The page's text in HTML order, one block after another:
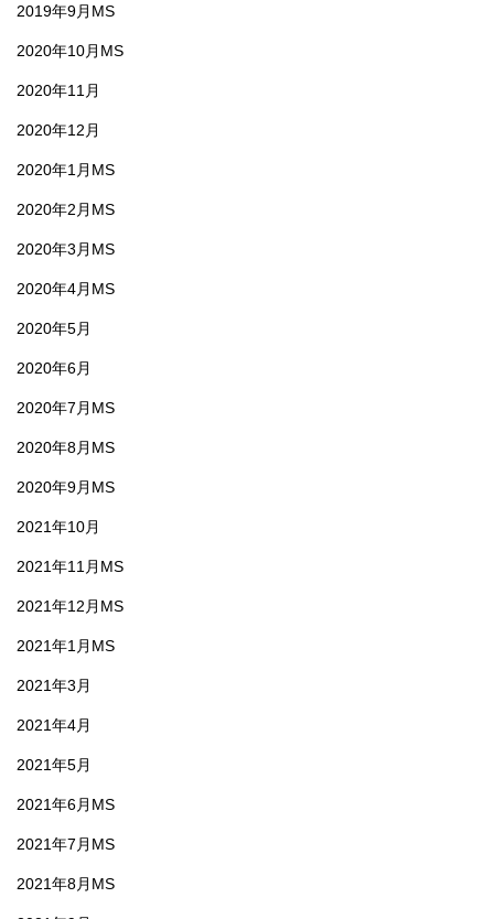
2019年9月MS
2020年10月MS
2020年11月
2020年12月
2020年1月MS
2020年2月MS
2020年3月MS
2020年4月MS
2020年5月
2020年6月
2020年7月MS
2020年8月MS
2020年9月MS
2021年10月
2021年11月MS
2021年12月MS
2021年1月MS
2021年3月
2021年4月
2021年5月
2021年6月MS
2021年7月MS
2021年8月MS